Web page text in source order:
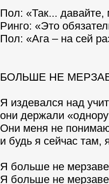
Пол: «Так...
Ринго: «Это
Пол: «Ага – на сей
БОЛЬШЕ НЕ
Я издевался над
они держали
Они меня не
и будь я сейчас
Я больше не
Я больше не